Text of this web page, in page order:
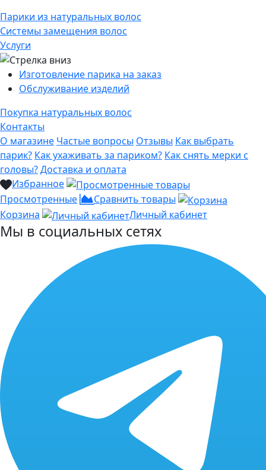
Парики из натуральных волос
Системы замещения волос
Услуги
Изготовление парика на заказ
Обслуживание изделий
Покупка натуральных волос
Контакты
О магазине Частые вопросы Отзывы Как выбрать
парик? Как ухаживать за париком? Как снять мерки с
головы?Доставка и оплата
Избранное
Просмотренные
Сравнить товары
Корзина
Личный кабинет
Мы в социальных сетях